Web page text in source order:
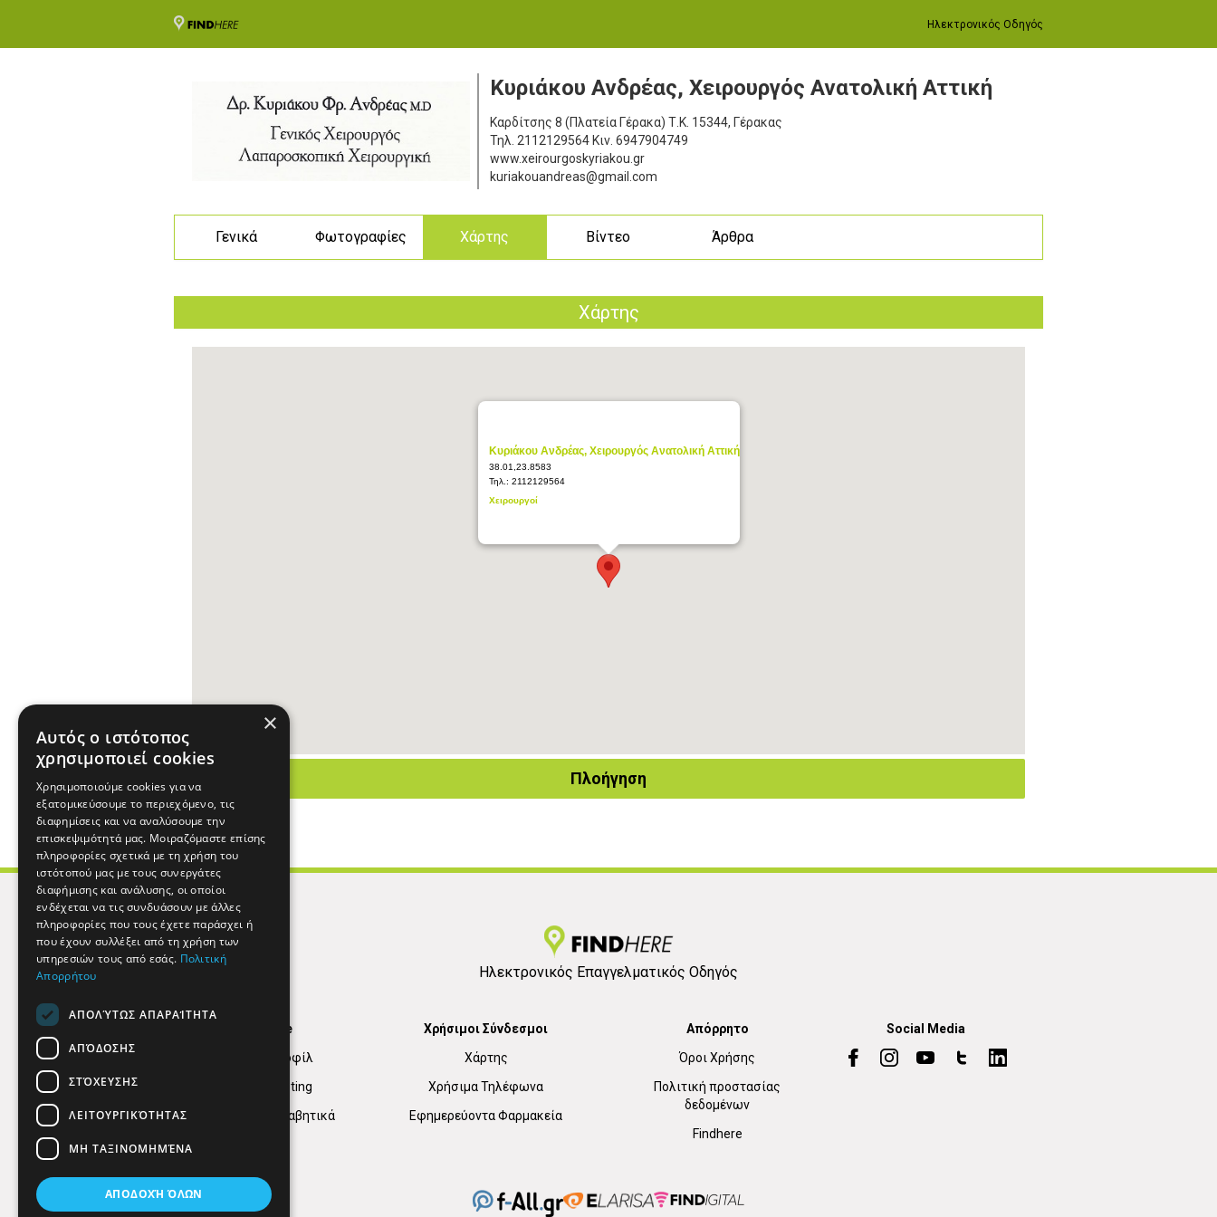
Ηλεκτρονικός Οδηγός
Κυριάκου Ανδρέας, Χειρουργός Ανατολική Αττική
Καρδίτσης 8 (Πλατεία Γέρακα) Τ.Κ. 15344, Γέρακας
Τηλ. 2112129564 Κιν. 6947904749
www.xeirourgoskyriakou.gr
kuriakouandreas@gmail.com
Γενικά Φωτογραφίες Χάρτης Βίντεο Άρθρα
Χάρτης
Κυριάκου Ανδρέας, Χειρουργός Ανατολική Αττική
38.01,23.8583
Τηλ.: 2112129564
Χειρουργοί
Πλοήγηση
Ηλεκτρονικός Επαγγελματικός Οδηγός
Find Here
Εταιρικό Προφίλ
Digital marketing
Κατηγορίες Αλφαβητικά
Χρήσιμοι Σύνδεσμοι
Χάρτης
Χρήσιμα Τηλέφωνα
Εφημερεύοντα Φαρμακεία
Απόρρητο
Όροι Χρήσης
Πολιτική προστασίας
δεδομένων
Findhere
Social Media
×
Αυτός ο ιστότοπος
χρησιμοποιεί cookies
Χρησιμοποιούμε cookies για να
εξατομικεύσουμε το περιεχόμενο, τις
διαφημίσεις και να αναλύσουμε την
επισκεψιμότητά μας. Μοιραζόμαστε επίσης
πληροφορίες σχετικά με τη χρήση του
ιστότοπού μας με τους συνεργάτες
διαφήμισης και ανάλυσης, οι οποίοι
ενδέχεται να τις συνδυάσουν με άλλες
πληροφορίες που τους έχετε παράσχει ή
που έχουν συλλέξει από τη χρήση των
υπηρεσιών τους από εσάς. Πολιτική
Απορρήτου
ΑΠΟΛΎΤΩΣ ΑΠΑΡΑΊΤΗΤΑ
ΑΠΌΔΟΣΗΣ
ΣΤΌΧΕΥΣΗΣ
ΛΕΙΤΟΥΡΓΙΚΌΤΗΤΑΣ
ΜΗ ΤΑΞΙΝΟΜΗΜΈΝΑ
ΑΠΟΔΟΧΉ ΌΛΩΝ